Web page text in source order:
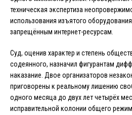
техническая экспертиза
использования изъятого
запрещённым интернет-ресурсам.
Суд, оценив характер и степень
содеянного, назначил фигурантам
наказание. Двое организаторов
приговорены к реальному лишению
одного месяца до двух лет четырёх
исправительной колонии общего